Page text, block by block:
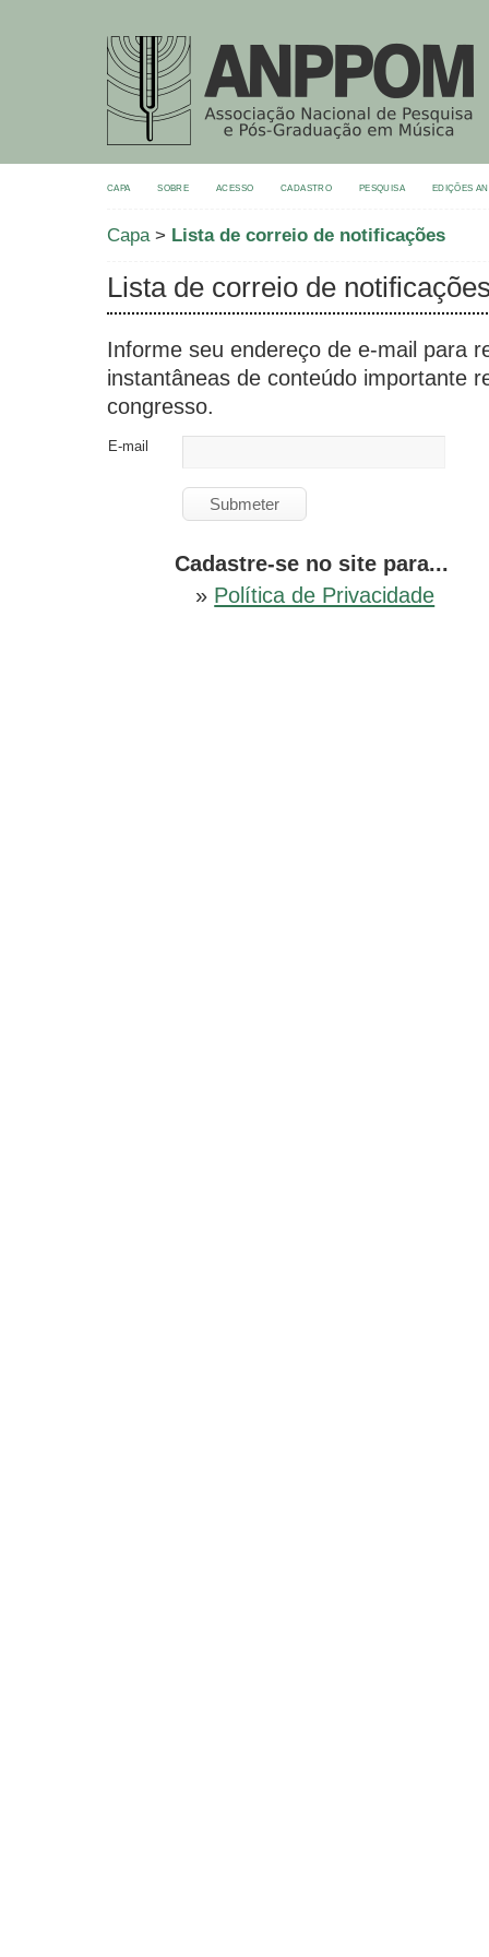
CAPA SOBRE ACESSO CADASTRO PESQUISA EDIÇÕES
Capa> Lista de correio de notificações
Lista de correio de
Informe seu endereço de e-mail para
instantâneas de conteúdo importante
congresso.
E-mail
Cadastre-se no site para...
» Política de Privacidade